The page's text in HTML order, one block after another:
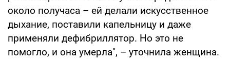
около получаса – ей делали искусственное
дыхание, поставили капельницу и даже
применяли дефибриллятор. Но это не
помогло, и она умерла", – уточнила женщина.